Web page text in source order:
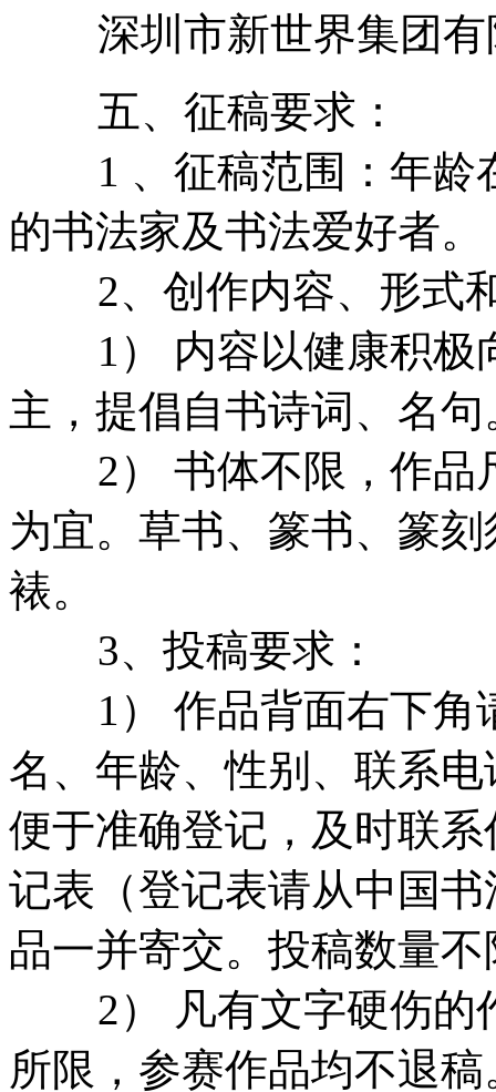
深圳市新世界集团有
五、征稿要求：
1 、征稿范围：年龄
的书法家及书法爱好者。
2、创作内容、形式
1） 内容以健康积极
主，提倡自书诗词、名句
2） 书体不限，作品
为宜。草书、篆书、篆
裱。
3、投稿要求：
1） 作品背面右下角
名、年龄、性别、联系
便于准确登记，及时联
记表（登记表请从中国
品一并寄交。投稿数量
2） 凡有文字硬伤的
所限，参赛作品均不退稿